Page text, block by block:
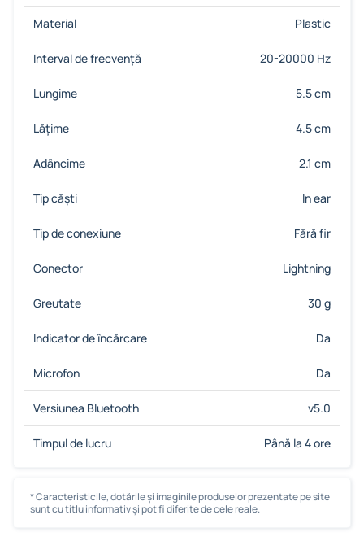
Material Plastic
Interval de frecvență 20-20000 Hz
Lungime 5.5 cm
Lățime 4.5 cm
Adâncime 2.1 cm
Tip căști In ear
Tip de conexiune Fără fir
Conector Lightning
Greutate 30 g
Indicator de încărcare Da
Microfon Da
Versiunea Bluetooth v5.0
Timpul de lucru Până la 4 ore
* Caracteristicile, dotările și imaginile produselor prezentate pe site
sunt cu titlu informativ și pot fi diferite de cele reale.